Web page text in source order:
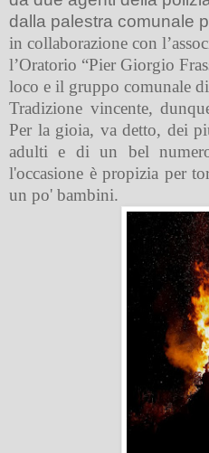
dalla palestra comunale
in collaborazione con
l’Oratorio “Pier Giorgio
loco e il gruppo comunale
Tradizione vincente,
Per la gioia, va detto, dei
adulti e di un bel
l'occasione è propizia per
un po' bambini.